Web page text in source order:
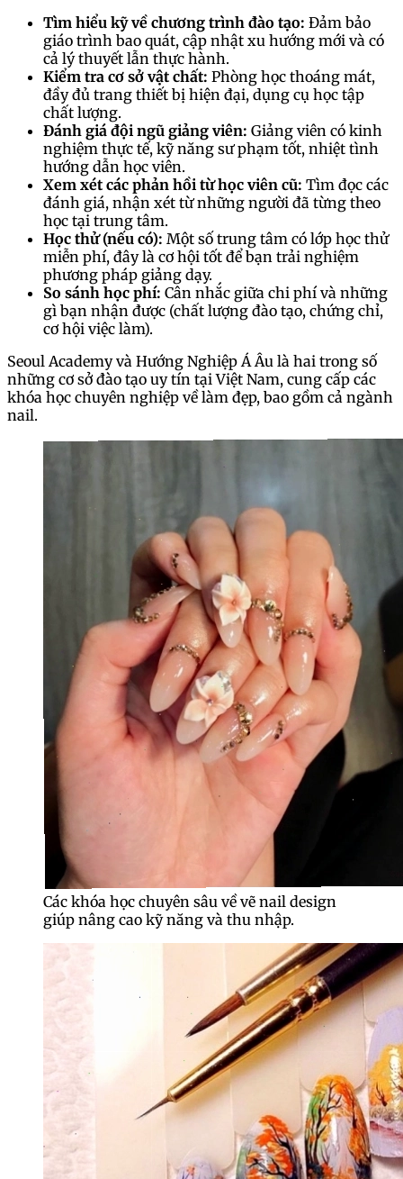
Tìm hiểu kỹ về chương trình đào tạo: Đảm bảo
giáo trình bao quát, cập nhật xu hướng mới và có
cả lý thuyết lẫn thực hành.
Kiểm tra cơ sở vật chất: Phòng học thoáng mát,
đầy đủ trang thiết bị hiện đại, dụng cụ học tập
chất lượng.
Đánh giá đội ngũ giảng viên: Giảng viên có kinh
nghiệm thực tế, kỹ năng sư phạm tốt, nhiệt tình
hướng dẫn học viên.
Xem xét các phản hồi từ học viên cũ: Tìm đọc các
đánh giá, nhận xét từ những người đã từng theo
học tại trung tâm.
Học thử (nếu có): Một số trung tâm có lớp học thử
miễn phí, đây là cơ hội tốt để bạn trải nghiệm
phương pháp giảng dạy.
So sánh học phí: Cân nhắc giữa chi phí và những
gì bạn nhận được (chất lượng đào tạo, chứng chỉ,
cơ hội việc làm).
Seoul Academy và Hướng Nghiệp Á Âu là hai trong số
những cơ sở đào tạo uy tín tại Việt Nam, cung cấp các
khóa học chuyên nghiệp về làm đẹp, bao gồm cả ngành
nail.
Các khóa học chuyên sâu về vẽ nail design
giúp nâng cao kỹ năng và thu nhập.